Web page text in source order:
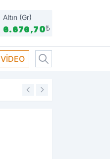
Altın (Gr)
6.676,70₺
VİDEO
16:58